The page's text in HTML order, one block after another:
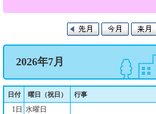
へ
2026年7月
日付 曜日（祝日） 行事
1日 水曜日